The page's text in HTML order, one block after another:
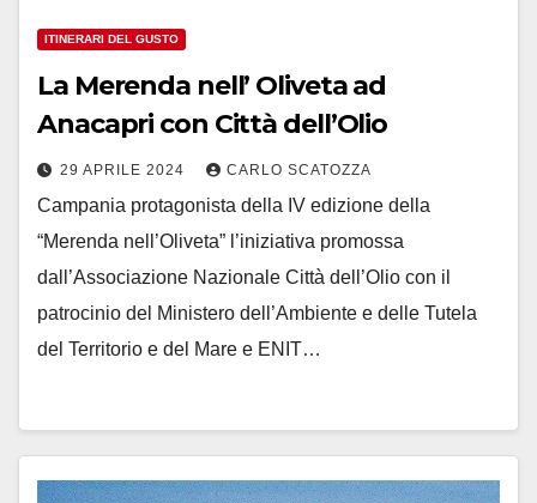
ITINERARI DEL GUSTO
La Merenda nell’ Oliveta ad
Anacapri con Città dell’Olio
29 APRILE 2024 CARLO SCATOZZA
Campania protagonista della IV edizione della
“Merenda nell’Oliveta” l’iniziativa promossa
dall’Associazione Nazionale Città dell’Olio con il
patrocinio del Ministero dell’Ambiente e delle Tutela
del Territorio e del Mare e ENIT…